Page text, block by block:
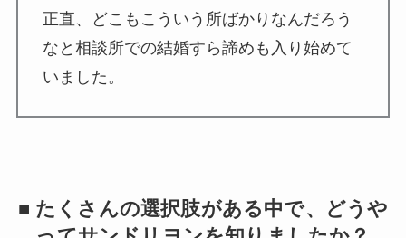
正直、どこもこういう所ばかりなんだろう
なと相談所での結婚すら諦めも入り始めて
いました。
■ たくさんの選択肢がある中で、どうや